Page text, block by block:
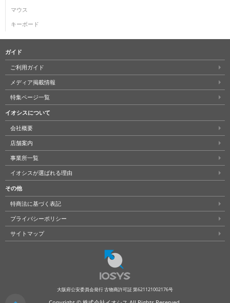
マウス
キーボード
ガイド
ご利用ガイド
メディア掲載情報
特集ページ一覧
イオシスについて
会社概要
店舗案内
事業所一覧
イオシスが選ばれる理由
その他
特商法に基づく表記
プライバシーポリシー
サイトマップ
大阪府公安委員会発行 古物商許可証 第621121002176号